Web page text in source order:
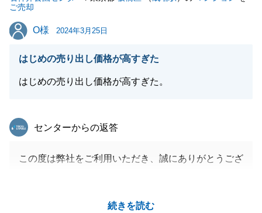
ご売却
O様
O様 2024年3月25日
はじめの売り出し価格が高すぎた
はじめの売り出し価格が高すぎた。
続きを読む
東急リバブル
センターからの返答
この度は弊社をご利用いただき、誠にありがとうござ
いつも快くご対応くださり、大変助かりました。